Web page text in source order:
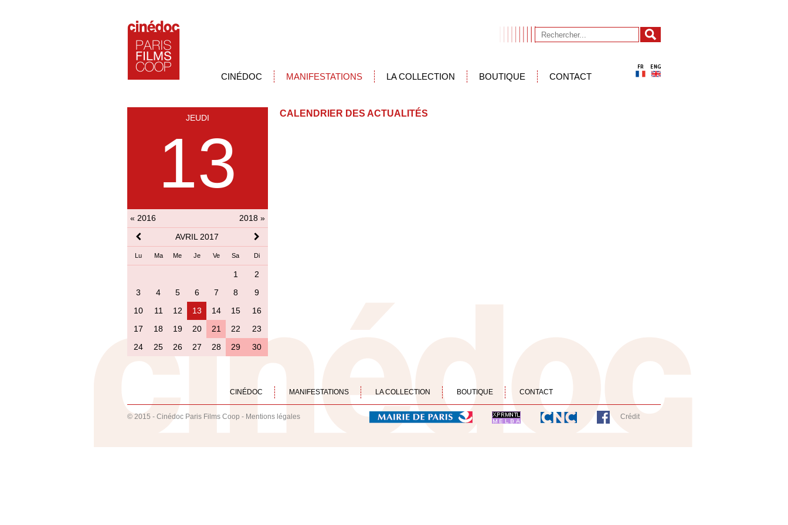
CINÉDOC MANIFESTATIONS LA COLLECTION BOUTIQUE CONTACT
JEUDI
13
« 2016
2018 »
AVRIL 2017
Lu Ma Me Je Ve Sa Di
1
2
3
4 5 6 7 8
9
10
11 12 13 14 15
16
17
18 19 20 21 22
23
24
25 26 27 28 29 30
CALENDRIER DES ACTUALITÉS
CINÉDOC MANIFESTATIONS LA COLLECTION BOUTIQUE CONTACT
© 2015 - Cinédoc Paris Films Coop - Mentions légales Crédit